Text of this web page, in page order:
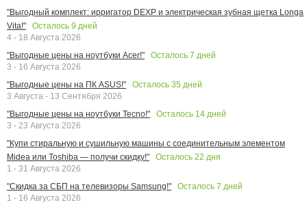
"Выгодный комплект: ирригатор DEXP и электрическая зубная щетка Longa
Vita!"
Осталось 9 дней
4 - 18 Августа 2026
"Выгодные цены на ноутбуки Acer!"
Осталось 7 дней
3 - 16 Августа 2026
"Выгодные цены на ПК ASUS!"
Осталось 35 дней
3 Августа - 13 Сентября 2026
"Выгодные цены на ноутбуки Tecno!"
Осталось 14 дней
3 - 23 Августа 2026
"Купи стиральную и сушильную машины с соединительным элементом
Midea или Toshiba — получи скидку!"
Осталось 22 дня
1 - 31 Августа 2026
"Скидка за СБП на телевизоры Samsung!"
Осталось 7 дней
1 - 16 Августа 2026